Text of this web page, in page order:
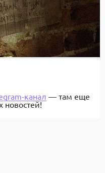
канал — там еще
новостей!